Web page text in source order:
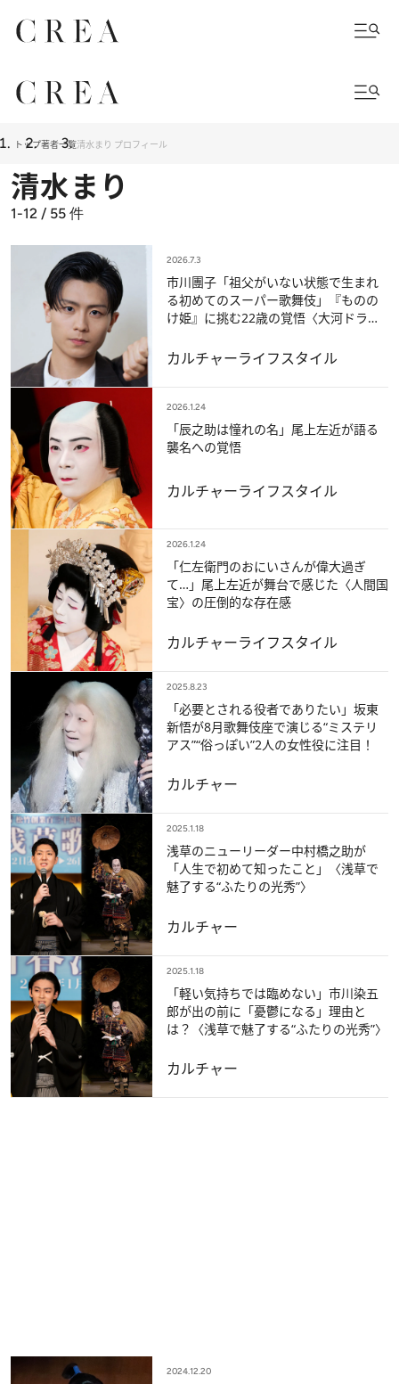
トップ著者一覧清水まり プロフィール
清水まり
1-12 / 55 件
2026.7.3
市川團子「祖父がいない状態で生まれ
る初めてのスーパー歌舞伎」『ものの
け姫』に挑む22歳の覚悟〈大河ドラマ
カルチャーライフスタイル
2026.1.24
「辰之助は憧れの名」尾上左近が語る
襲名への覚悟
カルチャーライフスタイル
2026.1.24
「仁左衛門のおにいさんが偉大過ぎ
て…」尾上左近が舞台で感じた〈人間国
宝〉の圧倒的な存在感
カルチャーライフスタイル
2025.8.23
「必要とされる役者でありたい」坂東
新悟が8月歌舞伎座で演じる“ミステリ
アス”“俗っぽい”2人の女性役に注目！
カルチャー
2025.1.18
浅草のニューリーダー中村橋之助が
「人生で初めて知ったこと」〈浅草で
魅了する“ふたりの光秀”〉
カルチャー
2025.1.18
「軽い気持ちでは臨めない」市川染五
郎が出の前に「憂鬱になる」理由と
は？〈浅草で魅了する“ふたりの光秀”〉
カルチャー
2024.12.20